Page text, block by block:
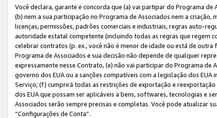
Você declara, garante e concorda que (a) vai partipar do Programa
(b) nem a sua participação no Programa de Associados nem a
licenças, permissões, padrões comerciais e industriais, regras auto-
autoridade estatal competente (incluindo todas as regras que regem
celebrar contratos (p. ex., você não é menor de idade ou está de
Programa de Associados e sua decisão não depende de qualquer
expressamente nesse Contrato, (e) não vai participar do Programa
governo dos EUA ou a sanções compatíveis com a legislação dos
Serviço; (f) cumprirá todas as restrições de exportação e
dos EUA que possam ser aplicáveis a bens, softwares, tecnologias e
Associados serão sempre precisas e completas. Você pode atualizar
“Configurações de Conta”.